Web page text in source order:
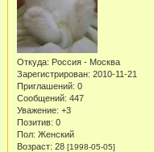
Откуда: Россия - Москва
Зарегистрирован: 2010-11-21
Приглашений: 0
Сообщений: 447
Уважение: +3
Позитив: 0
Пол: Женский
Возраст: 28 [1998-05-05]